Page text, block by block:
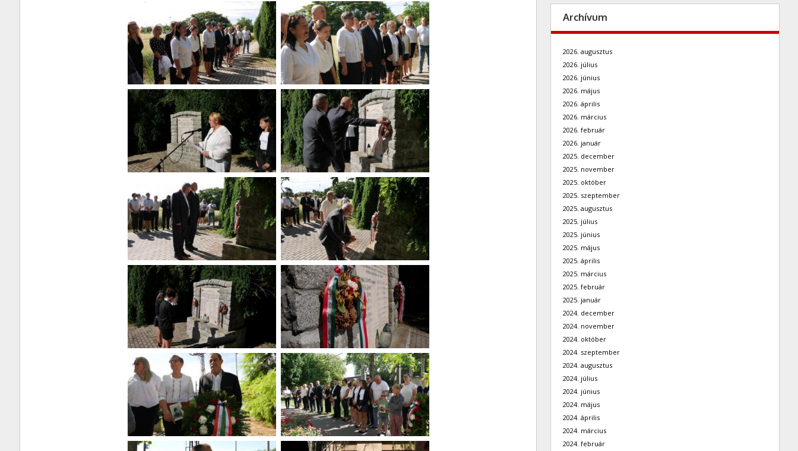
Archívum
2026. augusztus
2026. július
2026. június
2026. május
2026. április
2026. március
2026. február
2026. január
2025. december
2025. november
2025. október
2025. szeptember
2025. augusztus
2025. július
2025. június
2025. május
2025. április
2025. március
2025. február
2025. január
2024. december
2024. november
2024. október
2024. szeptember
2024. augusztus
2024. július
2024. június
2024. május
2024. április
2024. március
2024. február